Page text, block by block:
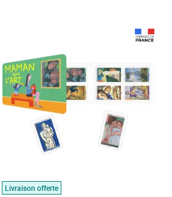
Livraison offerte